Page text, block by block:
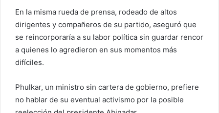
En la misma rueda de prensa, rodeado de altos
dirigentes y compañeros de su partido, aseguró que
se reincorporaría a su labor política sin guardar rencor
a quienes lo agredieron en sus momentos más
difíciles.
Phulkar, un ministro sin cartera de gobierno, prefiere
no hablar de su eventual activismo por la posible